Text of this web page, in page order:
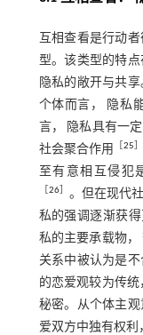
互相查看是行动
型。该类型的特
隐私的敞开与共
个体而言， 隐私
言， 隐私具有一
社会聚合作用
［25
至有意相互侵犯
26］ 。但在现代
私的强调逐渐获
私的主要承载物
关系中被认为是
的恋爱观较为传
秘密。从个体主
爱双方中独有权利